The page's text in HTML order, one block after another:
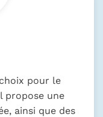
pour le
propose une
ainsi que des